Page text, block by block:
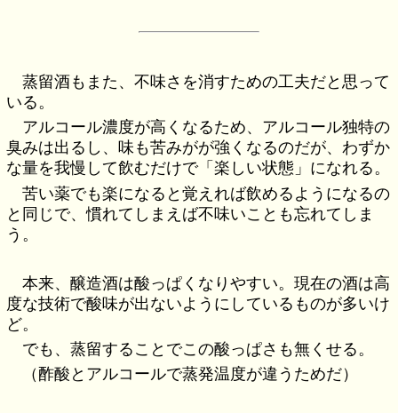
蒸留酒もまた、不味さを消すための工夫だと思って
いる。
アルコール濃度が高くなるため、アルコール独特の
臭みは出るし、味も苦みがが強くなるのだが、わずか
な量を我慢して飲むだけで「楽しい状態」になれる。
苦い薬でも楽になると覚えれば飲めるようになるの
と同じで、慣れてしまえば不味いことも忘れてしま
う。
本来、醸造酒は酸っぱくなりやすい。現在の酒は高
度な技術で酸味が出ないようにしているものが多いけ
ど。
でも、蒸留することでこの酸っぱさも無くせる。
（酢酸とアルコールで蒸発温度が違うためだ）